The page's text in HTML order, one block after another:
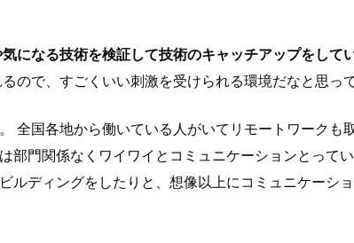
になる技術を検証して技術のキャッチアップをして
ので、すごくいい刺激を受けられる環境だなと思って
全国各地から働いている人がいてリモートワークも
門関係なくワイワイとコミュニケーションとって
ルディングをしたりと、想像以上にコミュニケーシ